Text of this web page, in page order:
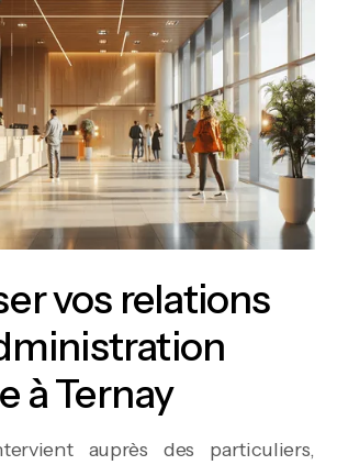
vos relations
à Ternay
auprès des particuliers,